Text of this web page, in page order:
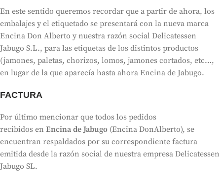
En este sentido queremos recordar que a partir de ahora, los
embalajes y el etiquetado se presentará con la nueva marca
Encina Don Alberto y nuestra razón social Delicatessen
Jabugo S.L., para las etiquetas de los distintos productos
(jamones, paletas, chorizos, lomos, jamones cortados, etc…,
en lugar de la que aparecía hasta ahora Encina de Jabugo.
FACTURA
Por último mencionar que todos los pedidos
recibidos en Encina de Jabugo (Encina DonAlberto), se
encuentran respaldados por su correspondiente factura
emitida desde la razón social de nuestra empresa Delicatessen
Jabugo SL.